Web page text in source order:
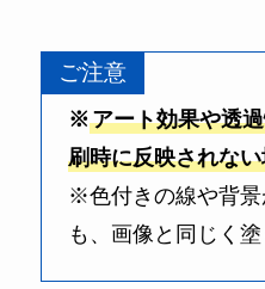
ご注意
※アート効果や透
刷時に反映されな
※色付きの線や背
も、画像と同じく